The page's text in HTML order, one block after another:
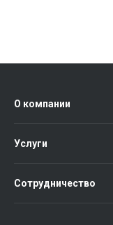
О компании
Услуги
Сотрудничество